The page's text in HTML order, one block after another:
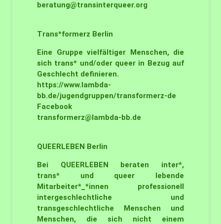
beratung@transinterqueer.org
Trans*formerz Berlin
Eine Gruppe vielfältiger Menschen, die
sich trans* und/oder queer in Bezug auf
Geschlecht definieren.
https://www.lambda-
bb.de/jugendgruppen/transformerz-de
Facebook
transformerz@lambda-bb.de
QUEERLEBEN Berlin
Bei QUEERLEBEN beraten inter*,
trans* und queer lebende
Mitarbeiter*_*innen professionell
intergeschlechtliche und
transgeschlechtliche Menschen und
Menschen, die sich nicht einem